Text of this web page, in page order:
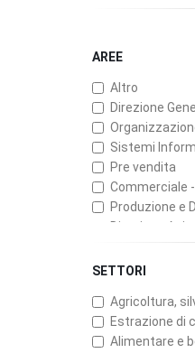
AREE
Altro
Direzione
Sistemi
Pre vendita
Commerciale
Produzione e
Direzione
Produzione e
Servizi
Produzione e
Produzione e
Customer
SETTORI
Agricoltura,
Estrazione di
Alimentare e